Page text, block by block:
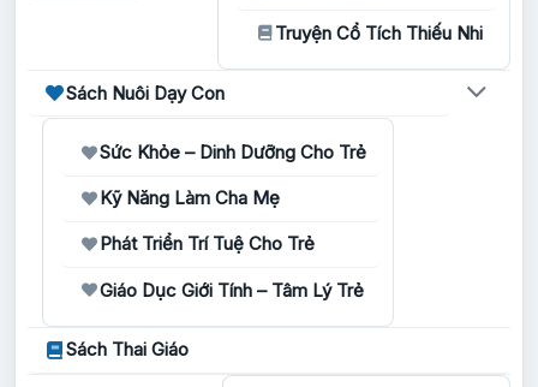
Truyện Cổ Tích Thiếu Nhi
Sách Nuôi Dạy Con
Sức Khỏe – Dinh Dưỡng Cho Trẻ
Kỹ Năng Làm Cha Mẹ
Phát Triển Trí Tuệ Cho Trẻ
Giáo Dục Giới Tính – Tâm Lý Trẻ
Sách Thai Giáo